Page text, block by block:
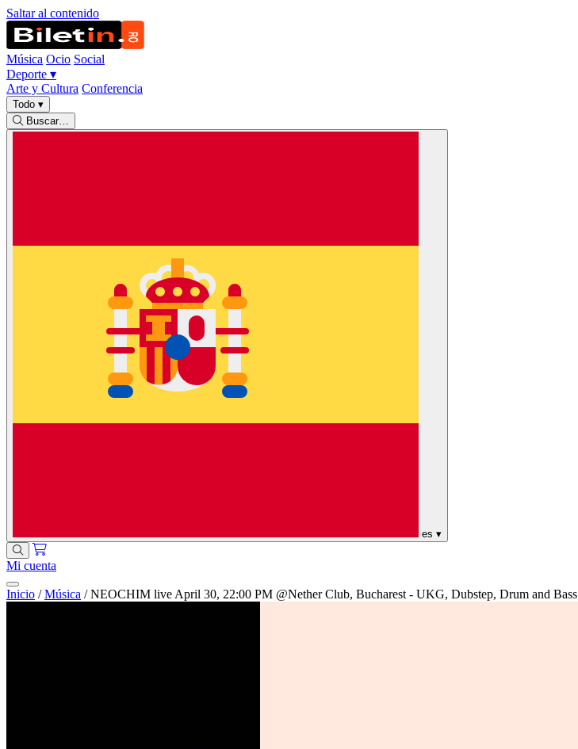
Saltar al contenido
Música Ocio Social
Deporte ▾
Arte y Cultura Conferencia
Todo ▾
Buscar…
es ▾
Mi cuenta
Inicio / Música / NEOCHIM live April 30, 22:00 PM @Nether Club, Bucharest - UKG, Dubstep, Drum and Bass